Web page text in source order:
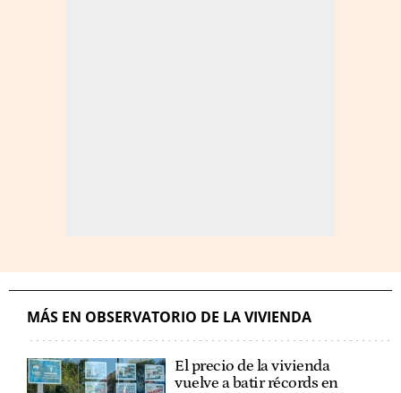
MÁS EN OBSERVATORIO DE LA VIVIENDA
El precio de la vivienda
vuelve a batir récords en